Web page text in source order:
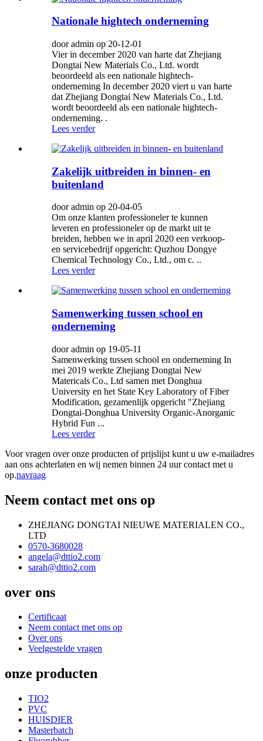
Nationale hightech onderneming
door admin op 20-12-01
Vier in december 2020 van harte dat Zhejiang
Dongtai New Materials Co., Ltd. wordt
beoordeeld als een nationale hightech-
onderneming In december 2020 viert u van harte
dat Zhejiang Dongtai New Materials Co., Ltd.
wordt beoordeeld als een nationale hightech-
onderneming. .
Lees verder
Zakelijk uitbreiden in binnen- en
buitenland
door admin op 20-04-05
Om onze klanten professioneler te kunnen
leveren en professioneler op de markt uit te
breiden, hebben we in april 2020 een verkoop-
en servicebedrijf opgericht: Quzhou Dongye
Chemical Technology Co., Ltd., om c. ..
Lees verder
Samenwerking tussen school en
onderneming
door admin op 19-05-11
Samenwerking tussen school en onderneming In
mei 2019 werkte Zhejiang Dongtai New
Matericals Co., Ltd samen met Donghua
University en het State Key Laboratory of Fiber
Modification, gezamenlijk opgericht "Zhejiang
Dongtai-Donghua University Organic-Anorganic
Hybrid Fun ...
Lees verder
Voor vragen over onze producten of prijslijst kunt u uw e-mailadres
aan ons achterlaten en wij nemen binnen 24 uur contact met u
op.navraag
Neem contact met ons op
ZHEJIANG DONGTAI NIEUWE MATERIALEN CO.,
LTD
0570-3680028
angela@dttio2.com
sarah@dttio2.com
over ons
Certificaat
Neem contact met ons op
Over ons
Veelgestelde vragen
onze producten
TIO2
PVC
HUISDIER
Masterbatch